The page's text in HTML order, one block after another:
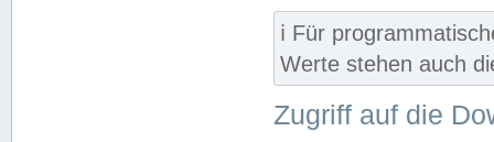
ℹ️ Für
Werte stehen auch
Zugriff auf die